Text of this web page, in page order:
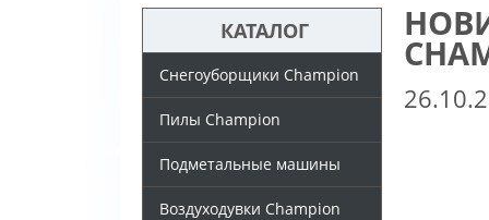
КАТАЛОГ
Снегоуборщики Champion
Пилы Champion
Подметальные машины
Воздуходувки Champion